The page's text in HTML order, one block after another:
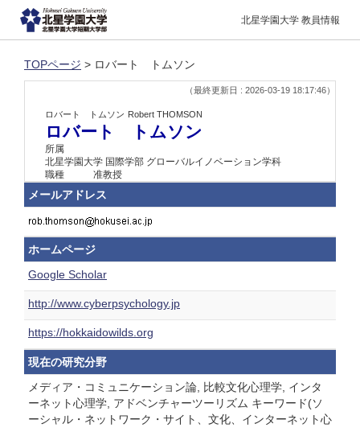
北星学園大学 教員情報
TOPページ > ロバート トムソン
（最終更新日 : 2026-03-19 18:17:46）
ロバート トムソン Robert THOMSON
ロバート トムソン
所属
北星学園大学 国際学部 グローバルイノベーション学科
職種
准教授
メールアドレス
ホームページ
Google Scholar
http://www.cyberpsychology.jp
https://hokkaidowilds.org
現在の研究分野
メディア・コミュニケーション論, 比較文化心理学, インタ
ーネット心理学, アドベンチャーツーリズム キーワード(ソ
ーシャル・ネットワーク・サイト、文化、インターネット心